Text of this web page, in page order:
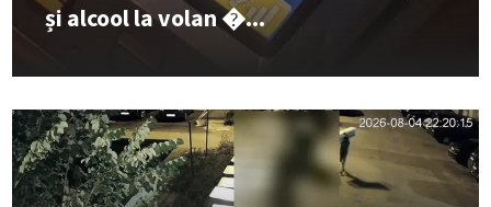
și alcool la volan �...